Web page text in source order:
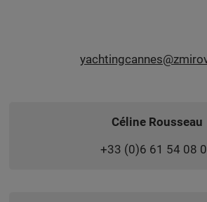
Céline Rousseau
+33 (0)6 61 54 08